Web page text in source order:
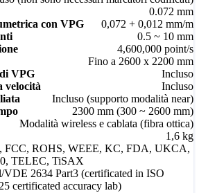
0.072 mm
con VPG
0,072 + 0,012 mm/m
0.5 ~ 10 mm
4,600,000 point/s
Fino a 2600 x 2200 mm
VPG
Incluso
velocità
Incluso
Incluso (supporto modalità near)
2300 mm (300 ~ 2600 mm)
Modalità wireless e cablata (fibra ottica)
1,6 kg
FCC, ROHS, WEEE, KC, FDA, UKCA,
TELEC, TiSAX
2634 Part3 (certificated in ISO
certificated accuracy lab)